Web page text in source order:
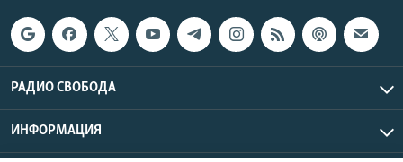
РАДИО СВОБОДА
ИНФОРМАЦИЯ